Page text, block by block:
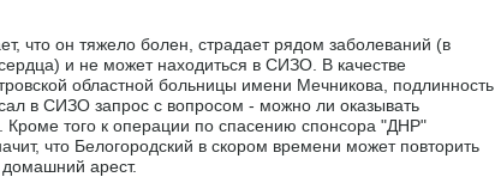
что он тяжело болен, страдает рядом заболеваний (в
и не может находиться в СИЗО. В качестве
областной больницы имени Мечникова, подлинность
в СИЗО запрос с вопросом - можно ли оказывать
того к операции по спасению спонсора "ДНР"
что Белогородский в скором времени может повторить
арест.